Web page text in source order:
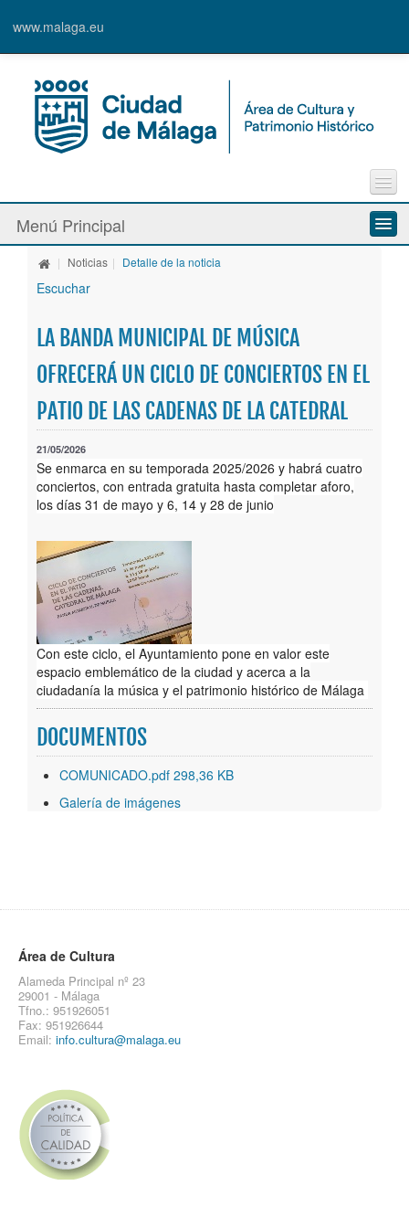
www.malaga.eu
Contacto
Quejas y Sugerencias
Menú Principal
Quiénes somos
Actividades
Publicaciones
Trámites
| Noticias | Detalle de la noticia
Escuchar
LA BANDA MUNICIPAL DE MÚSICA
OFRECERÁ UN CICLO DE CONCIERTOS EN EL
PATIO DE LAS CADENAS DE LA CATEDRAL
21/05/2026
Se enmarca en su temporada 2025/2026 y habrá cuatro
conciertos, con entrada gratuita hasta completar aforo,
los días 31 de mayo y 6, 14 y 28 de junio
Con este ciclo, el Ayuntamiento pone en valor este
espacio emblemático de la ciudad y acerca a la
ciudadanía la música y el patrimonio histórico de Málaga
DOCUMENTOS
COMUNICADO.pdf 298,36 KB
Galería de imágenes
Área de Cultura
Alameda Principal nº 23
29001 - Málaga
Tfno.: 951926051
Fax: 951926644
Email: info.cultura@malaga.eu